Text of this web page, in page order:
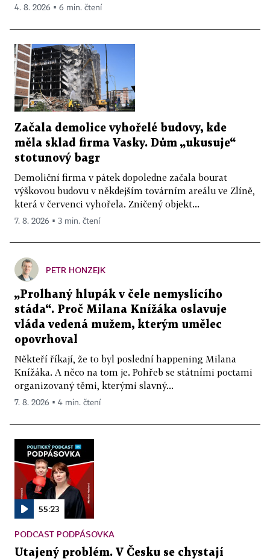
4. 8. 2026 ▪ 6 min. čtení
Začala demolice vyhořelé budovy, kde
měla sklad firma Vasky. Dům „ukusuje“
stotunový bagr
Demoliční firma v pátek dopoledne začala bourat
výškovou budovu v někdejším továrním areálu ve Zlíně,
která v červenci vyhořela. Zničený objekt...
7. 8. 2026 ▪ 3 min. čtení
PETR HONZEJK
„Prolhaný hlupák v čele nemyslícího
stáda“. Proč Milana Knížáka oslavuje
vláda vedená mužem, kterým umělec
opovrhoval
Někteří říkají, že to byl poslední happening Milana
Knížáka. A něco na tom je. Pohřeb se státními poctami
organizovaný těmi, kterými slavný...
7. 8. 2026 ▪ 4 min. čtení
55:23
PODCAST PODPÁSOVKA
Utajený problém. V Česku se chystají